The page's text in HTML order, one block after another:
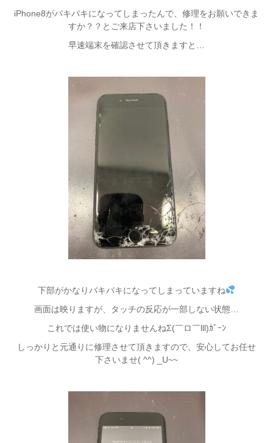
iPhone8がバキバキになってしまったんで、修理をお願いできま
すか？？とご来店下さいました！！
早速端末を確認させて頂きますと…
下部がかなりバキバキになってしまっていますね
画面は映りますが、タッチの反応が一部しない状態…
これでは使い物になりませんねΣ(￣ロ￣lll)ｶﾞｰﾝ
しっかりと元通りに修理させて頂きますので、安心してお任せ
下さいませ( ^^) _U~~